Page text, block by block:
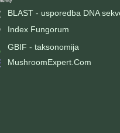
BLAST - usporedba DNA
Index Fungorum
GBIF - taksonomija
MushroomExpert.Com